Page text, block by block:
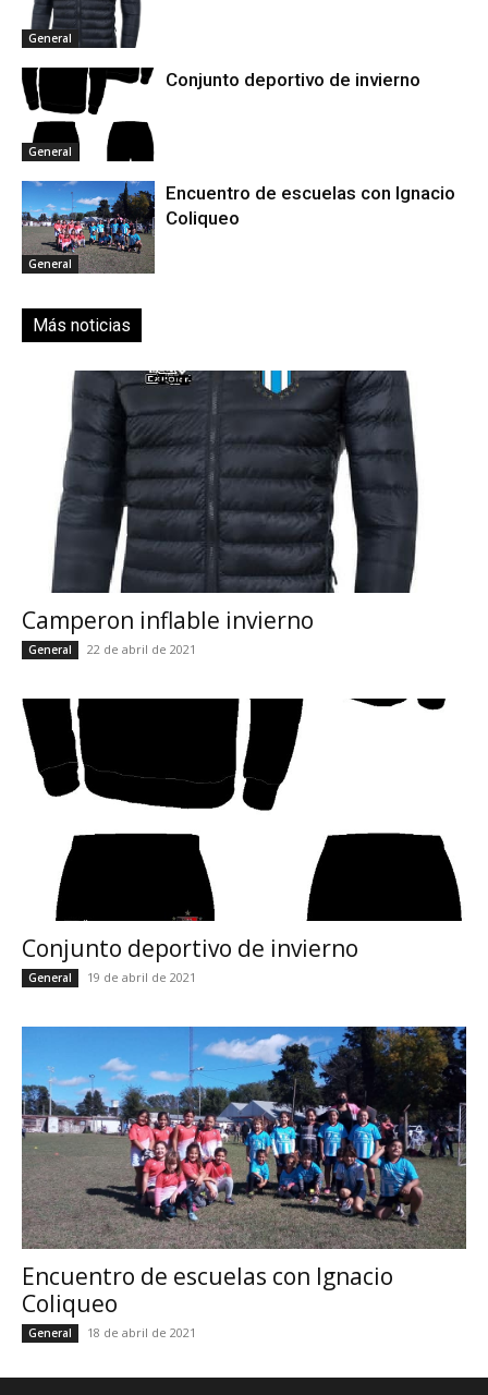
General
General
Conjunto deportivo de invierno
General
Encuentro de escuelas con Ignacio
Coliqueo
Más noticias
Camperon inflable invierno
General 22 de abril de 2021
Conjunto deportivo de invierno
General 19 de abril de 2021
Encuentro de escuelas con Ignacio
Coliqueo
General 18 de abril de 2021